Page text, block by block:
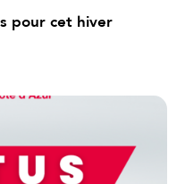
pour cet hiver